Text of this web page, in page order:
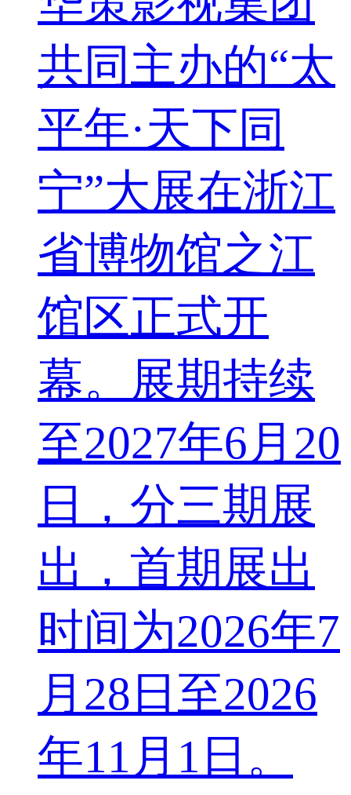
共同主办的“太
平年·天下同
宁”大展在浙江
省博物馆之江
馆区正式开
幕。展期持续
至2027年6月20
日，分三期展
出，首期展出
时间为2026年7
月28日至2026
年11月1日。